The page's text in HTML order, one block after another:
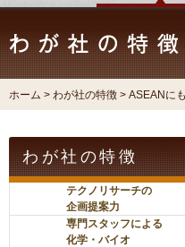
ホーム > わが社の特徴 > ASEANに
わが社の特徴
テクノリサーチの
企画提案力
専門スタッフによる
化学・バイオ